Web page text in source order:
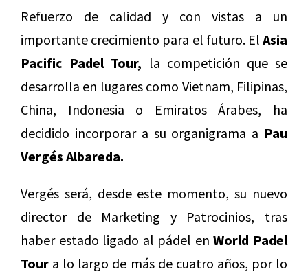
Refuerzo de calidad y con vistas a un
importante crecimiento para el futuro. El Asia
Pacific Padel Tour, la competición que se
desarrolla en lugares como Vietnam, Filipinas,
China, Indonesia o Emiratos Árabes, ha
decidido incorporar a su organigrama a Pau
Vergés Albareda.
Vergés será, desde este momento, su nuevo
director de Marketing y Patrocinios, tras
haber estado ligado al pádel enWorld Padel
Tour a lo largo de más de cuatro años, por lo